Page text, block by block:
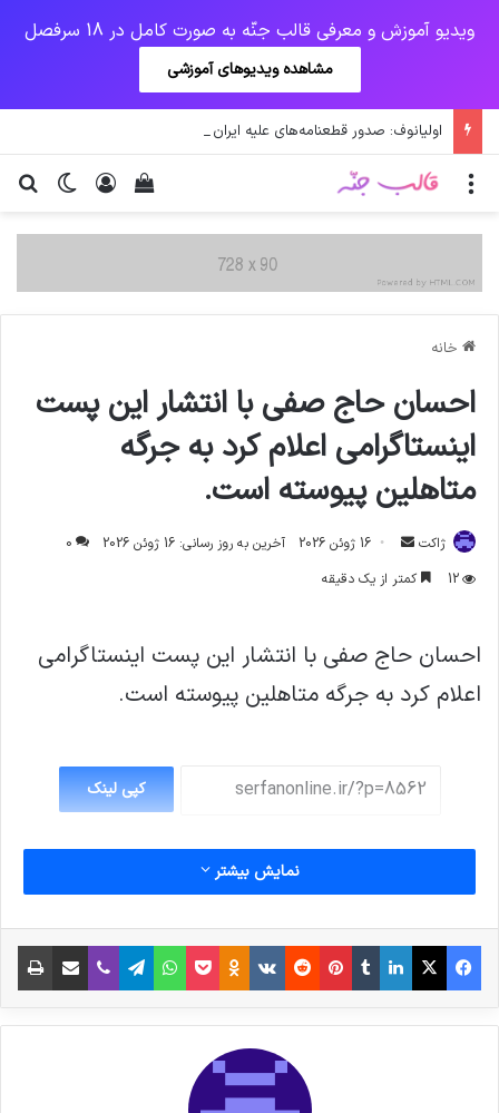
ویدیو آموزش و معرفی قالب جنّه به صورت کامل در 18 سرفصل
مشاهده ویدیوهای آموزشی
اولیانوف: صدور قطعنامه‌های علیه ایران احیای برجام را دشوار می‌کند
تغییر ورود
دیدن سبد خرید منو
خانه
احسان حاج صفی با انتشار این پست
اینستاگرامی اعلام کرد به جرگه
متاهلین پیوسته است.
ژاکت
ارسال
ایمیل
16 ژوئن 2026 آخرین به روز رسانی: 16 ژوئن 2026
0
12
کمتر از یک دقیقه
احسان حاج صفی با انتشار این پست اینستاگرامی
اعلام کرد به جرگه متاهلین پیوسته است.
کپی لینک
نمایش بیشتر
فیس بوک X لینکدین
‫تامبلر‫پین‌ترست
‫رددیت‫VKontakte
‫Odnoklassniki
پاکتواتس آپ تلگراموایبر اشتراک گذاری از طریق ایمیل